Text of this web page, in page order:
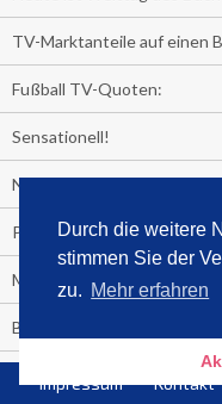
Durch die weitere
stimmen Sie der
zu. Mehr erfahren
TV-Marktanteile auf einen
Fußball TV-Quoten:
Sensationell!
Niederlande - Deutschland:
PRESSEMITTEILUNG
Media Control eBook-Panel
BIATHLON-WM im TV
Impressum Kontakt